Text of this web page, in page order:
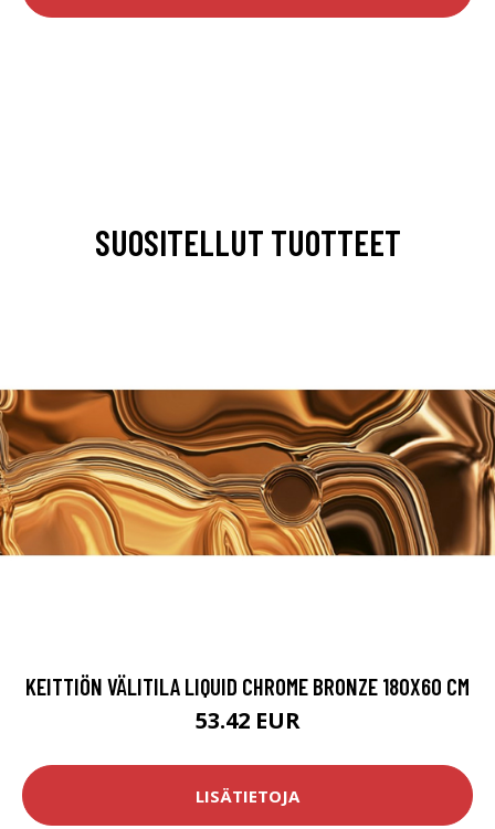
SUOSITELLUT TUOTTEET
KEITTIÖN VÄLITILA LIQUID CHROME BRONZE 180X60 CM
53.42 EUR
LISÄTIETOJA